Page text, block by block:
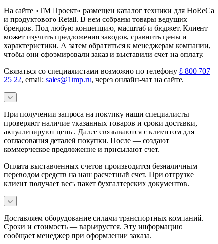
На сайте «ТМ Проект» размещен каталог техники для HoReCa
и продуктового Retail. В нем собраны товары ведущих
брендов. Под любую концепцию, масштаб и бюджет. Клиент
может изучить предложения заводов, сравнить цены и
характеристики. А затем обратиться к менеджерам компании,
чтобы они сформировали заказ и выставили счет на оплату.
Связаться со специалистами возможно по телефону 8 800 707
25 22, email: sales@1tmp.ru, через онлайн-чат на сайте.
При получении запроса на покупку наши специалисты
проверяют наличие указанных товаров и сроки доставки,
актуализируют цены. Далее связываются с клиентом для
согласования деталей покупки. После — создают
коммерческое предложение и присылают счет.
Оплата выставленных счетов производится безналичным
переводом средств на наш расчетный счет. При отгрузке
клиент получает весь пакет бухгалтерских документов.
Доставляем оборудование силами транспортных компаний.
Сроки и стоимость — варьируется. Эту информацию
сообщает менеджер при оформлении заказа.